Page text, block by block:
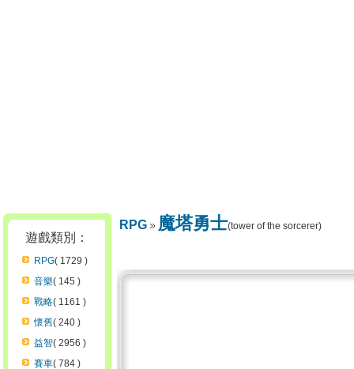
遊戲類別：
RPG( 1729 )
音樂( 145 )
戰略( 1161 )
懷舊( 240 )
益智( 2956 )
賽車( 784 )
RPG 魔塔勇士(tower of the sorcerer)